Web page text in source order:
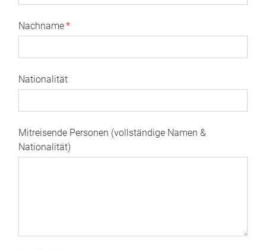
Nachname*
Nationalität
Mitreisende Personen (vollständige Namen &
Nationalität)